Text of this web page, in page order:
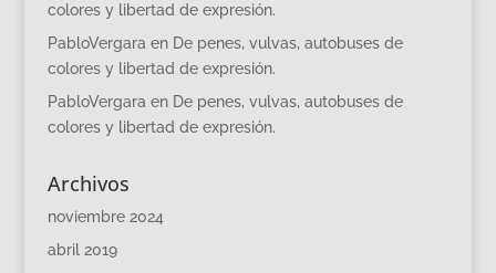
colores y libertad de expresión.
PabloVergara en De penes, vulvas, autobuses de
colores y libertad de expresión.
PabloVergara en De penes, vulvas, autobuses de
colores y libertad de expresión.
Archivos
noviembre 2024
abril 2019